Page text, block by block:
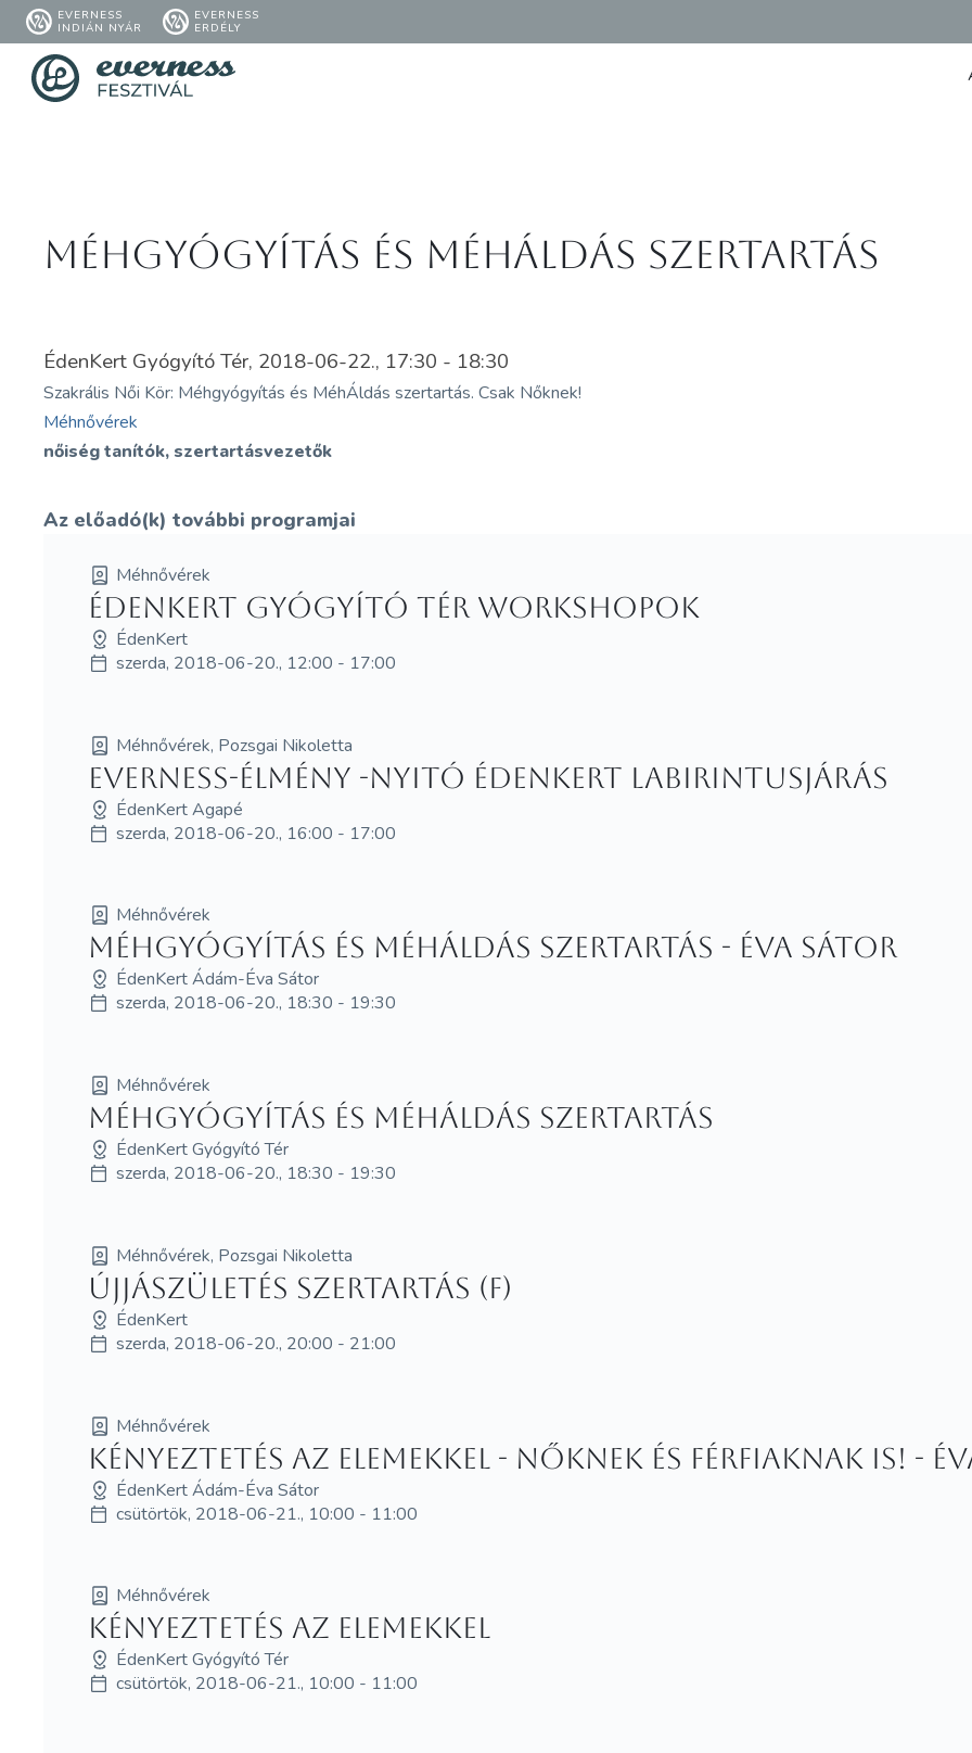
EVERNESS
INDIÁN NYÁR
EVERNESS
ERDÉLY
Méhgyógyítás és MéhÁldás szertartás
ÉdenKert Gyógyító Tér, 2018-06-22., 17:30 - 18:30
Szakrális Női Kör: Méhgyógyítás és MéhÁldás szertartás. Csak Nőknek!
Méhnővérek
nőiség tanítók, szertartásvezetők
Az előadó(k) további programjai
Méhnővérek
ÉdenKert Gyógyító Tér workshopok
ÉdenKert
szerda, 2018-06-20., 12:00 - 17:00
Méhnővérek, Pozsgai Nikoletta
EVERNESS-élmény -Nyitó Édenkert Labirintusjárás
ÉdenKert Agapé
szerda, 2018-06-20., 16:00 - 17:00
Méhnővérek
Méhgyógyítás és MéhÁldás szertartás - Éva Sátor
ÉdenKert Ádám-Éva Sátor
szerda, 2018-06-20., 18:30 - 19:30
Méhnővérek
Méhgyógyítás és MéhÁldás szertartás
ÉdenKert Gyógyító Tér
szerda, 2018-06-20., 18:30 - 19:30
Méhnővérek, Pozsgai Nikoletta
Újjászületés szertartás (F)
ÉdenKert
szerda, 2018-06-20., 20:00 - 21:00
Méhnővérek
Kényeztetés az elemekkel - nőknek és férfiaknak is! -
ÉdenKert Ádám-Éva Sátor
csütörtök, 2018-06-21., 10:00 - 11:00
Méhnővérek
Kényeztetés az elemekkel
ÉdenKert Gyógyító Tér
csütörtök, 2018-06-21., 10:00 - 11:00